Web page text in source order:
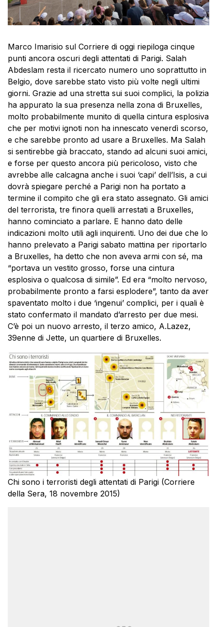
Marco Imarisio sul Corriere di oggi riepiloga cinque
punti ancora oscuri degli attentati di Parigi. Salah
Abdeslam resta il ricercato numero uno soprattutto in
Belgio, dove sarebbe stato visto più volte negli ultimi
giorni. Grazie ad una stretta sui suoi complici, la polizia
ha appurato la sua presenza nella zona di Bruxelles,
molto probabilmente munito di quella cintura esplosiva
che per motivi ignoti non ha innescato venerdì scorso,
e che sarebbe pronto ad usare a Bruxelles. Ma Salah
si sentirebbe già braccato, stando ad alcuni suoi amici,
e forse per questo ancora più pericoloso, visto che
avrebbe alle calcagna anche i suoi ‘capi’ dell’Isis, a cui
dovrà spiegare perché a Parigi non ha portato a
termine il compito che gli era stato assegnato. Gli amici
del terrorista, tre finora quelli arrestati a Bruxelles,
hanno cominciato a parlare. E hanno dato delle
indicazioni molto utili agli inquirenti. Uno dei due che lo
hanno prelevato a Parigi sabato mattina per riportarlo
a Bruxelles, ha detto che non aveva armi con sé, ma
“portava un vestito grosso, forse una cintura
esplosiva o qualcosa di simile”. Ed era “molto nervoso,
probabilmente pronto a farsi esplodere”, tanto da aver
spaventato molto i due ‘ingenui’ complici, per i quali è
stato confermato il mandato d’arresto per due mesi.
C’è poi un nuovo arresto, il terzo amico, A.Lazez,
39enne di Jette, un quartiere di Bruxelles.
Chi sono i terroristi degli attentati di Parigi (Corriere
della Sera, 18 novembre 2015)